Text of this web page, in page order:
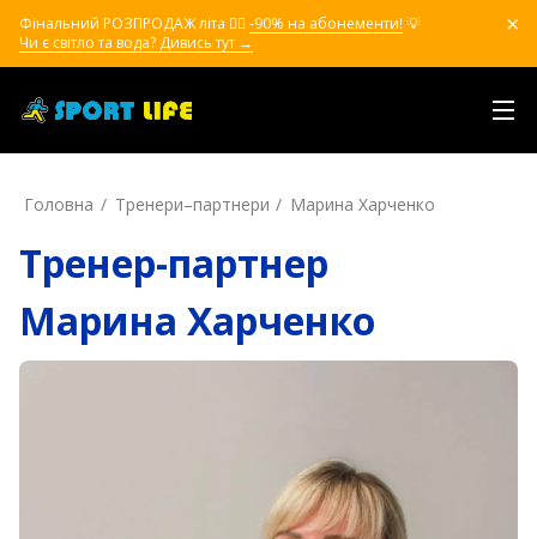
Фінальний РОЗПРОДАЖ літа ❤️‍🔥 -90% на абонементи! 💡
Чи є світло та вода? Дивись тут →
Головна Тренери–партнери Марина Харченко
Тренер-партнер
Марина Харченко